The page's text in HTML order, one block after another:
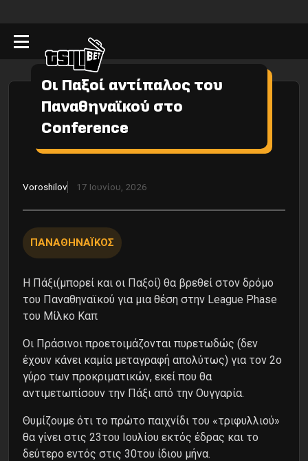
Οι Παξοί αντίπαλος του
Παναθηναϊκού στο
Conference
Voroshilov 17 Ιουνίου, 2026
ΠΑΝΑΘΗΝΑΪΚΟΣ
Η Πάξι(μπορεί και οι Παξοί) θα βρεθεί στον δρόμο
του Παναθηναϊκού για μια θέση στην League Phase
του Μίλκο Καπ
Οι Πράσινοι προετοιμάζονται πυρετωδώς (δεν
έχουν κάνει καμία μεταγραφή απολύτως) για τον 2ο
γύρο των προκριματικών, εκεί που θα
αντιμετωπίσουν την Πάξι από την Ουγγαρία.
Θυμίζουμε ότι το πρώτο παιχνίδι του «τριφυλλιού»
θα γίνει στις 23του Ιουλίου εκτός έδρας και το
δεύτερο εντός στις 30του ίδιου μήνα.